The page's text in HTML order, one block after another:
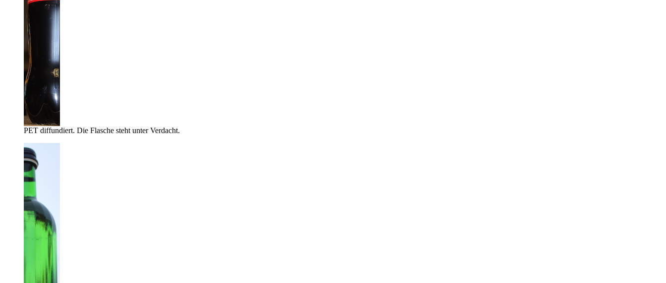
PET diffundiert. Die Flasche steht unter Verdacht.